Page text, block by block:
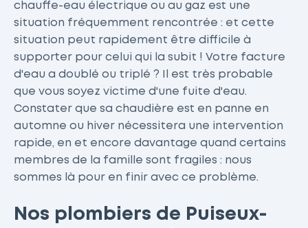
chauffe-eau électrique ou au gaz est une
situation fréquemment rencontrée : et cette
situation peut rapidement être difficile à
supporter pour celui qui la subit ! Votre facture
d'eau a doublé ou triplé ? Il est très probable
que vous soyez victime d'une fuite d'eau.
Constater que sa chaudière est en panne en
automne ou hiver nécessitera une intervention
rapide, en et encore davantage quand certains
membres de la famille sont fragiles : nous
sommes là pour en finir avec ce problème.
Nos plombiers de Puiseux-